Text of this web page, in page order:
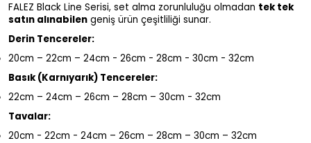
FALEZ Black Line Serisi, set alma zorunluluğu olmadan tek tek
satın alınabilen geniş ürün çeşitliliği sunar.
Derin Tencereler:
20cm – 22cm – 24cm - 26cm - 28cm - 30cm - 32cm
Basık (Karnıyarık) Tencereler:
22cm – 24cm – 26cm – 28cm – 30cm - 32cm
Tavalar:
20cm - 22cm - 24cm – 26cm – 28cm – 30cm – 32cm